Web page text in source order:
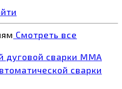
Смотреть все
дуговой сварки MMA
сварки